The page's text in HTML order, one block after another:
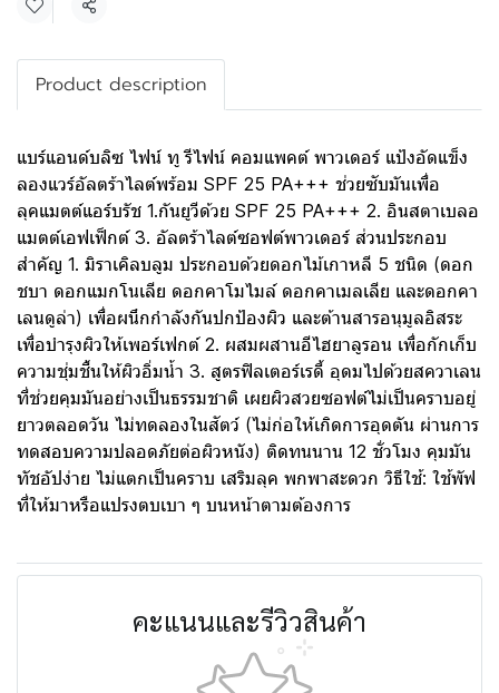
แชร์
Product description
แบร์แอนด์บลิซ ไฟน์ ทู รีไฟน์ คอมแพคต์ พาวเดอร์ แป้งอัดแข็ง
ลองแวร์อัลตร้าไลต์พร้อม SPF 25 PA+++ ช่วยซับมันเพื่อ
ลุคแมตต์แอร์บรัช 1.กันยูวีด้วย SPF 25 PA+++ 2. อินสตาเบลอ
แมตต์เอฟเฟ็กต์ 3. อัลตร้าไลต์ซอฟต์พาวเดอร์ ส่วนประกอบ
สำคัญ 1. มิราเคิลบลูม ประกอบด้วยดอกไม้เกาหลี 5 ชนิด (ดอก
ชบา ดอกแมกโนเลีย ดอกคาโมไมล์ ดอกคาเมลเลีย และดอกคา
เลนดูล่า) เพื่อผนึกกำลังกันปกป้องผิว และต้านสารอนุมูลอิสระ
เพื่อบำรุงผิวให้เพอร์เฟกต์ 2. ผสมผสานอีไฮยาลูรอน เพื่อกักเก็บ
ความชุ่มชื้นให้ผิวอิ่มน้ำ 3. สูตรฟิลเตอร์เรดี้ อุดมไปด้วยสควาเลน
ที่ช่วยคุมมันอย่างเป็นธรรมชาติ เผยผิวสวยซอฟต์ไม่เป็นคราบอยู่
ยาวตลอดวัน ไม่ทดลองในสัตว์ (ไม่ก่อให้เกิดการอุดตัน ผ่านการ
ทดสอบความปลอดภัยต่อผิวหนัง) ติดทนนาน 12 ชั่วโมง คุมมัน
ทัชอัปง่าย ไม่แตกเป็นคราบ เสริมลุค พกพาสะดวก วิธีใช้: ใช้พัฟ
ที่ให้มาหรือแปรงตบเบา ๆ บนหน้าตามต้องการ
คะแนนและรีวิวสินค้า